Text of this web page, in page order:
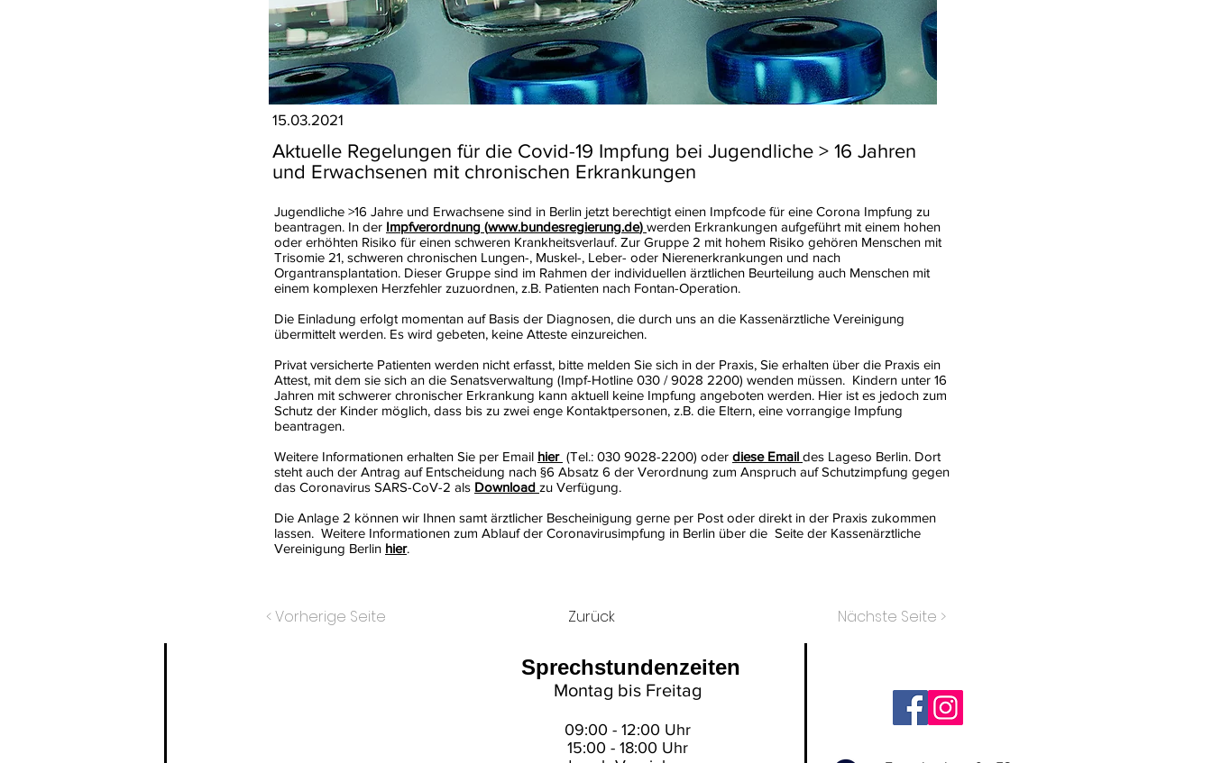
15.03.2021
Aktuelle Regelungen für die Covid-19 Impfung bei Jugendliche > 16 Jahren
und Erwachsenen mit chronischen Erkrankungen
Jugendliche >16 Jahre und Erwachsene sind in Berlin jetzt berechtigt einen Impfcode für eine Corona Impfung zu
beantragen. In der Impfverordnung (www.bundesregierung.de) werden Erkrankungen aufgeführt mit einem hohen
oder erhöhten Risiko für einen schweren Krankheitsverlauf. Zur Gruppe 2 mit hohem Risiko gehören Menschen mit
Trisomie 21, schweren chronischen Lungen-, Muskel-, Leber- oder Nierenerkrankungen und nach
Organtransplantation. Dieser Gruppe sind im Rahmen der individuellen ärztlichen Beurteilung auch Menschen mit
einem komplexen Herzfehler zuzuordnen, z.B. Patienten nach Fontan-Operation.
Die Einladung erfolgt momentan auf Basis der Diagnosen, die durch uns an die Kassenärztliche Vereinigung
übermittelt werden. Es wird gebeten, keine Atteste einzureichen.
Privat versicherte Patienten werden nicht erfasst, bitte melden Sie sich in der Praxis, Sie erhalten über die Praxis ein
Attest, mit dem sie sich an die Senatsverwaltung (Impf-Hotline 030 / 9028 2200) wenden müssen. Kindern unter 16
Jahren mit schwerer chronischer Erkrankung kann aktuell keine Impfung angeboten werden. Hier ist es jedoch zum
Schutz der Kinder möglich, dass bis zu zwei enge Kontaktpersonen, z.B. die Eltern, eine vorrangige Impfung
beantragen.
Weitere Informationen erhalten Sie per Email hier (Tel.: 030 9028-2200) oder diese Email des Lageso Berlin. Dort
steht auch der Antrag auf Entscheidung nach §6 Absatz 6 der Verordnung zum Anspruch auf Schutzimpfung gegen
das Coronavirus SARS-CoV-2 als Download zu Verfügung.
Die Anlage 2 können wir Ihnen samt ärztlicher Bescheinigung gerne per Post oder direkt in der Praxis zukommen
lassen. Weitere Informationen zum Ablauf der Coronavirusimpfung in Berlin über die Seite der Kassenärztliche
Vereinigung Berlin hier.
< Vorherige Seite Zurück Nächste Seite >
Sprechstundenzeiten
Montag bis Freitag
09:00 - 12:00 Uhr
15:00 - 18:00 Uhr